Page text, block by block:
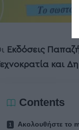
Εκδόσεις
και
Contents
Ακολουθήστε το